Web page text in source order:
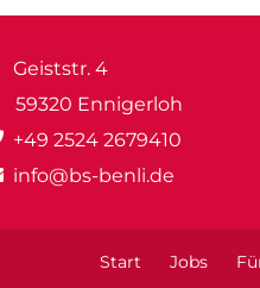
Geiststr. 4
59320 Ennigerloh
+49 2524 2679410
info@bs-benli.de
Start Jobs